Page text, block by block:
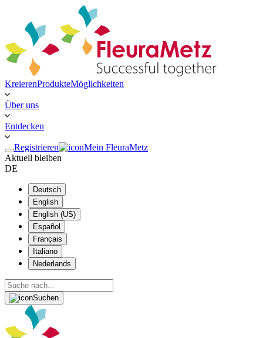
KreierenProdukteMöglichkeiten
Über uns
Entdecken
Registrieren
Mein FleuraMetz
Aktuell bleiben
DE
Deutsch
English
English (US)
Español
Français
Italiano
Nederlands
Suchen